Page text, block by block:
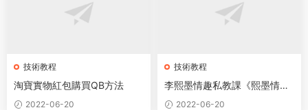
技術教程
淘寶實物紅包購買QB方法
2022-06-20
技術教程
李熙墨情趣私教課《熙墨情趣
課100天完結版》【1.69G】
2022-06-20